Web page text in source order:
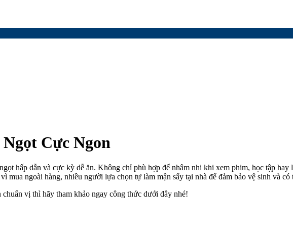
Cực Ngon
hấp dẫn và cực kỳ dễ ăn. Không chỉ phù hợp để nhâm nhi khi xem phim, học tập hay
mua ngoài hàng, nhiều người lựa chọn tự làm mận sấy tại nhà để đảm bảo vệ sinh và
vị thì hãy tham khảo ngay công thức dưới đây nhé!